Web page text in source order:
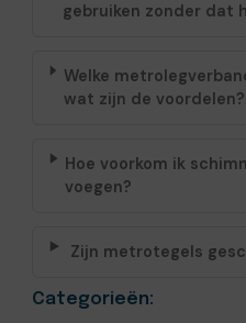
gebruiken zonder dat
Welke
wat zijn de voordelen?
Hoe voorkom ik
voegen?
Zijn metrotegels
Categorieën: